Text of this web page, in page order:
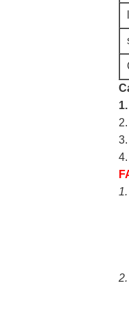
1.
1.
2.